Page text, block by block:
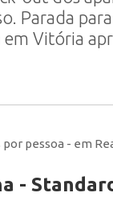
Parada
em Vitória
pessoa - em
-